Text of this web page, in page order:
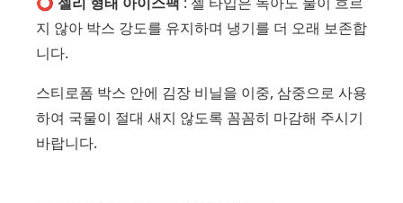
지 않아 박스 강도를 유지하며 냉기를 더 오래 보존합
니다.
스티로폼 박스 안에 김장 비닐을 이중, 삼중으로 사용
하여 국물이 절대 새지 않도록 꼼꼼히 마감해 주시기
바랍니다.